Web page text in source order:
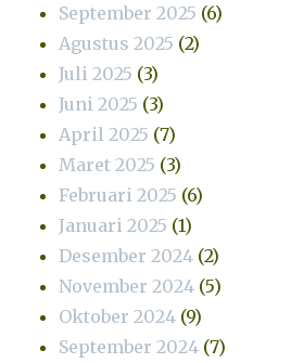
September 2025 (6)
Agustus 2025 (2)
Juli 2025 (3)
Juni 2025 (3)
April 2025 (7)
Maret 2025 (3)
Februari 2025 (6)
Januari 2025 (1)
Desember 2024 (2)
November 2024 (5)
Oktober 2024 (9)
September 2024 (7)